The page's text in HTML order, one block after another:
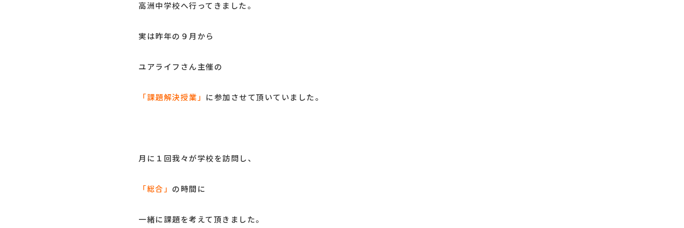
高洲中学校へ行ってきました。
実は昨年の９月から
ユアライフさん主催の
「課題解決授業」 に参加させて頂いていました。
月に１回我々が学校を訪問し、
「総合」 の時間に
一緒に課題を考えて頂きました。